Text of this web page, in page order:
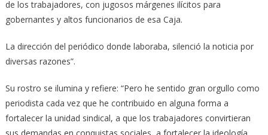
de los trabajadores, con jugosos márgenes ilícitos para
gobernantes y altos funcionarios de esa Caja.
La dirección del periódico donde laboraba, silenció la noticia por
diversas razones”.
Su rostro se ilumina y refiere: “Pero he sentido gran orgullo como
periodista cada vez que he contribuido en alguna forma a
fortalecer la unidad sindical, a que los trabajadores convirtieran